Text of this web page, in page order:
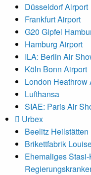
Düsseldorf Airport
Frankfurt Airport
G20 Gipfel
Hamburg Airport
ILA: Berlin Air
Köln Bonn Airport
London Heathrow
Lufthansa
SIAE: Paris Air
Urbex
Beelitz Heilstätten
Brikettfabrik
Ehemaliges